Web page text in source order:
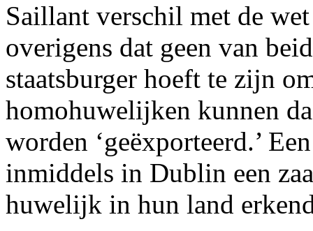
Saillant verschil met de
overigens dat geen van
staatsburger hoeft te zijn
homohuwelijken kunnen
worden ‘geëxporteerd.’
inmiddels in Dublin een
huwelijk in hun land